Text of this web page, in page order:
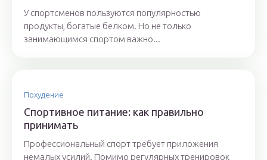
У спортсменов пользуются популярностью
продукты, богатые белком. Но не только
занимающимся спортом важно...
Похудение
Спортивное питание: как правильно
принимать
Профессиональный спорт требует приложения
немалых усилий. Помимо регулярных тренировок